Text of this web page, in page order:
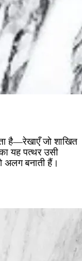
है—रेखाएँ जो शाखित
यह पत्थर उसी
अलग बनाती हैं।